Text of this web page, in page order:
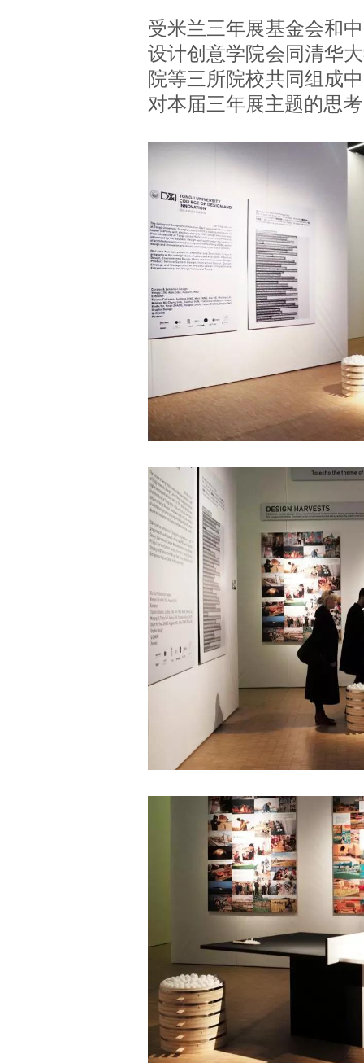
受米兰三年展基金会和
设计创意学院会同清华
院等三所院校共同组成
对本届三年展主题的思